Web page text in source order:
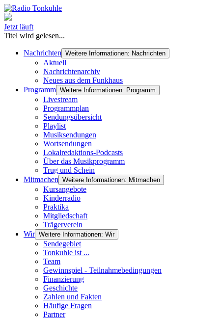
Jetzt läuft
Titel wird gelesen...
Nachrichten Weitere Informationen: Nachrichten
Aktuell
Nachrichtenarchiv
Neues aus dem Funkhaus
Programm Weitere Informationen: Programm
Livestream
Programmplan
Sendungsübersicht
Playlist
Musiksendungen
Wortsendungen
Lokalredaktions-Podcasts
Über das Musikprogramm
Trug und Schein
Mitmachen Weitere Informationen: Mitmachen
Kursangebote
Kinderradio
Praktika
Mitgliedschaft
Trägerverein
Wir Weitere Informationen: Wir
Sendegebiet
Tonkuhle ist ...
Team
Gewinnspiel - Teilnahmebedingungen
Finanzierung
Geschichte
Zahlen und Fakten
Häufige Fragen
Partner